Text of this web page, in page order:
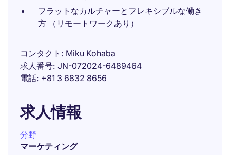
フラットなカルチャーとフレキシブルな働き
方 （リモートワークあり）
コンタクト
Miku Kohaba
求人番号 JN-072024-6489464
電話 +81 3 6832 8656
求人情報
分野
マーケティング